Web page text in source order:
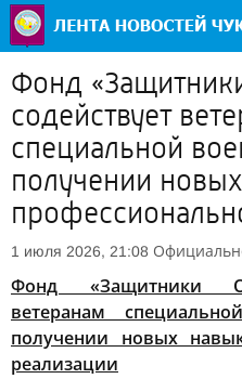
Фонд
содействует
специальной
получении
1 июля 2026, 21:08
Фонд «Защитники
ветеранам
получении новых
реализации